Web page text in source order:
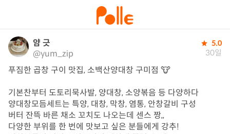
얌 긋
@yum_zip
5.0
30일
푸짐한 곱창 구이 맛집, 소백산양대창 구미점 🐮
기본찬부터 도토리묵사발, 양대창, 소양볶음 등 다양하다
양대창모듬세트는 특양, 대창, 막창, 염통, 안창갈비 구성
버터 잔뜩 바른 채소 꼬치도 나오는데 센스 짱,,
다양한 부위를 한 번에 맛보고 싶은 분들에게 강추!